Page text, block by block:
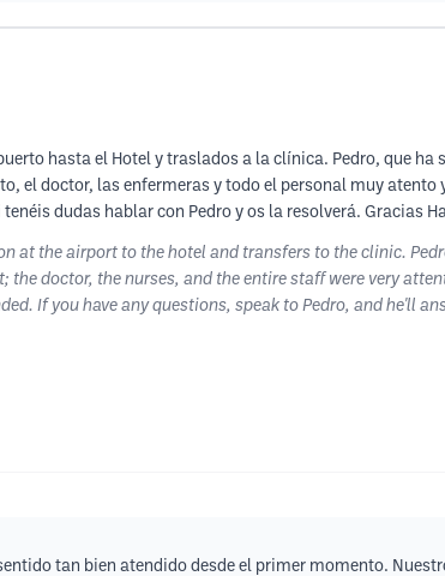
hasta el Hotel y traslados a la clínica. Pedro, que ha
el doctor, las enfermeras y todo el personal muy atento
dudas hablar con Pedro y os la resolverá. Gracias
at the airport to the hotel and transfers to the clinic.
doctor, the nurses, and the entire staff were very
If you have any questions, speak to Pedro, and he'll
tan bien atendido desde el primer momento.